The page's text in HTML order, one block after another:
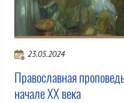
23.05.2024
Православная
начале XX века